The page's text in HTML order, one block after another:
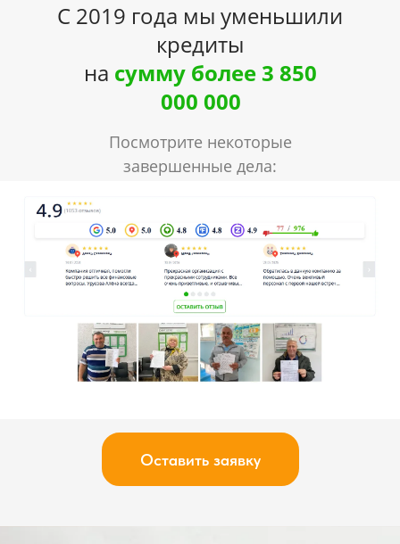
на сумму более 3 850
000 000
С 2019 года мы уменьшили
кредиты
Посмотрите некоторые
завершенные дела:
Оставить заявку